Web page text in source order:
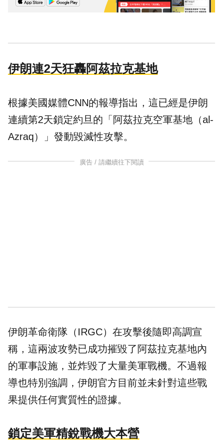
伊朗連2天狂轟阿茲拉克基地
根據美國媒體CNN的報導指出，這已經是伊朗
連續第2天鎖定約旦的「阿茲拉克空軍基地（al-
Azraq）」發動毀滅性攻擊。
廣告 / 請繼續往下閱讀
伊朗革命衛隊（IRGC）在攻擊後隨即高調宣
稱，這兩波攻勢已成功摧毀了阿茲拉克基地內
的軍事設施，並炸毀了大量美軍戰機。不過報
導也特別強調，伊朗官方目前並未針對這些戰
果提供任何實質性的證據。
鎖定美軍精銳戰機大本營